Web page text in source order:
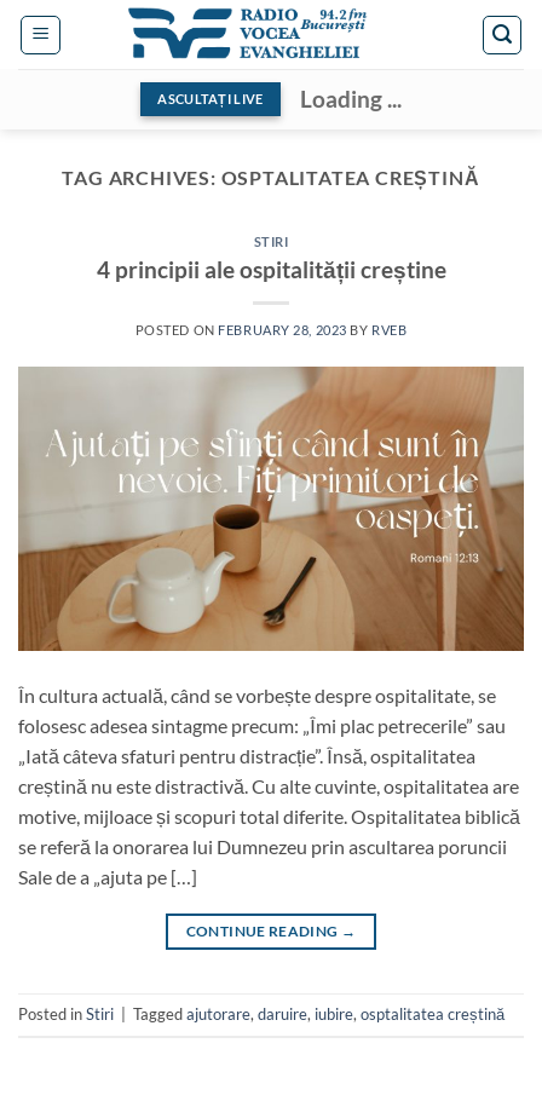
Skip
ASCULTAȚI LIVE Loading ...
TAG ARCHIVES: OSPTALITATEA CREȘTINĂ
STIRI
4 principii ale ospitalității creștine
POSTED ON FEBRUARY 28, 2023 BY RVEB
În cultura actuală, când se vorbește despre ospitalitate, se
folosesc adesea sintagme precum: „Îmi plac petrecerile” sau
„Iată câteva sfaturi pentru distracție”. Însă, ospitalitatea
creștină nu este distractivă. Cu alte cuvinte, ospitalitatea are
motive, mijloace și scopuri total diferite. Ospitalitatea biblică
se referă la onorarea lui Dumnezeu prin ascultarea poruncii
Sale de a „ajuta pe […]
CONTINUE READING →
Posted inStiri Taggedajutorare, daruire, iubire, osptalitatea creștină